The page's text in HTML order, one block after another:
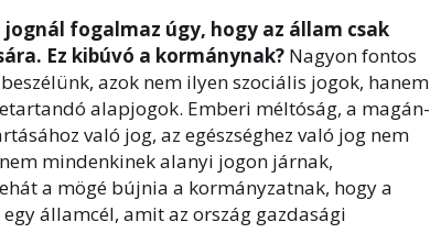
fogalmaz úgy, hogy az állam csak
Ez kibúvó a kormánynak? Nagyon fontos
azok nem ilyen szociális jogok, hanem
alapjogok. Emberi méltóság, a magán-
való jog, az egészséghez való jog nem
mindenkinek alanyi jogon járnak,
a mögé bújnia a kormányzatnak, hogy a
államcél, amit az ország gazdasági